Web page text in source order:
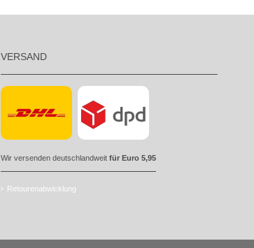
VERSAND
Wir versenden deutschlandweit für Euro 5,95
Retourenabwicklung